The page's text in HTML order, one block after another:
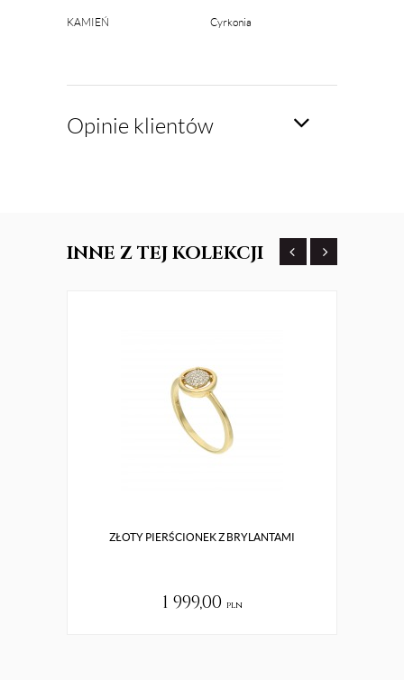
KAMIEŃ Cyrkonia
Opinie klientów
INNE Z TEJ KOLEKCJI
ZŁOTY PIERŚCIONEK Z BRYLANTAMI
1 999,00 pln